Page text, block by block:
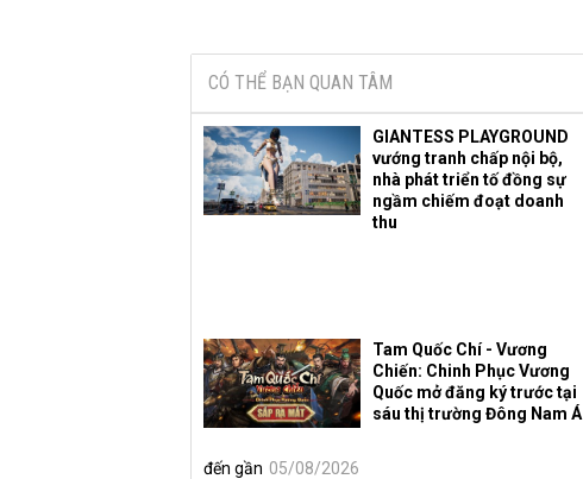
CÓ THỂ BẠN QUAN TÂM
GIANTESS PLAYGROUND
vướng tranh chấp nội bộ,
nhà phát triển tố đồng sự
ngầm chiếm đoạt doanh
thu
Tam Quốc Chí - Vương
Chiến: Chinh Phục Vương
Quốc mở đăng ký trước tại
sáu thị trường Đông Nam Á
đến gần 05/08/2026